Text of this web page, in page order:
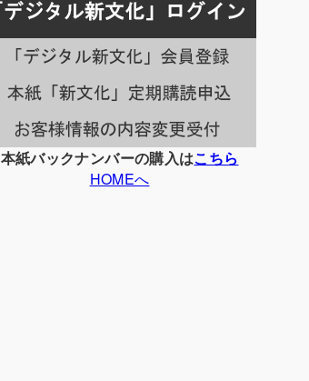
事
一
覧
本紙バックナンバーの購入はこちら
HOMEへ